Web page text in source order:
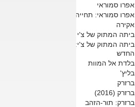
אפרו סמוראי
אפרו סמוראי: תחייה
אקירה
ביתה המתוק של צ'י
ביתה המתוק של צ'י: הבית
החדש
בלדת אל המוות
בליץ'
ברזרק
ברזרק (2016)
ברזרק: תור-הזהב